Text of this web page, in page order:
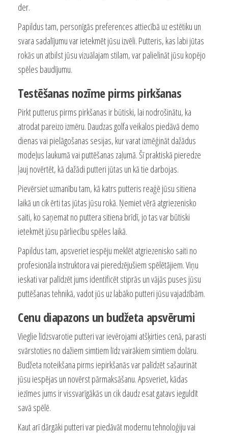
der.
Papildus tam, personīgās preferences attiecībā uz estētiku un
svara sadalījumu var ietekmēt jūsu izvēli. Putteris, kas labi jūtas
rokās un atbilst jūsu vizuālajam stilam, var palielināt jūsu kopējo
spēles baudījumu.
Testēšanas nozīme pirms pirkšanas
Pirkt putterus pirms pirkšanas ir būtiski, lai nodrošinātu, ka
atrodat pareizo izmēru. Daudzas golfa veikalos piedāvā demo
dienas vai pielāgošanas sesijas, kur varat izmēģināt dažādus
modeļus laukumā vai puttēšanas zaļumā. Šī praktiskā pieredze
ļauj novērtēt, kā dažādi putteri jūtas un kā tie darbojas.
Pievērsiet uzmanību tam, kā katrs putteris reaģē jūsu sitiena
laikā un cik ērti tas jūtas jūsu rokā. Ņemiet vērā atgriezenisko
saiti, ko saņemat no puttera sitiena brīdī, jo tas var būtiski
ietekmēt jūsu pārliecību spēles laikā.
Papildus tam, apsveriet iespēju meklēt atgriezenisko saiti no
profesionāla instruktora vai pieredzējušiem spēlētājiem. Viņu
ieskati var palīdzēt jums identificēt stiprās un vājās puses jūsu
puttēšanas tehnikā, vadot jūs uz labāko putteri jūsu vajadzībām.
Cenu diapazons un budžeta apsvērumi
Vieglie līdzsvarotie putteri var ievērojami atšķirties cenā, parasti
svārstoties no dažiem simtiem līdz vairākiem simtiem dolāru.
Budžeta noteikšana pirms iepirkšanās var palīdzēt sašaurināt
jūsu iespējas un novērst pārmaksāšanu. Apsveriet, kādas
iezīmes jums ir vissvarīgākās un cik daudz esat gatavs ieguldīt
savā spēlē.
Kaut arī dārgāki putteri var piedāvāt modernu tehnoloģiju vai